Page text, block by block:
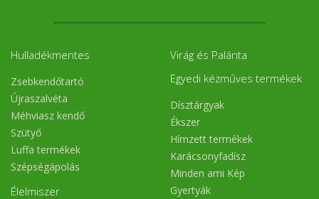
Hulladékmentes
Zsebkendőtartó
Újraszalvéta
Méhviasz kendő
Szütyő
Luffa termékek
Szépségápolás
Élelmiszer
Virág és Palánta
Egyedi kézműves termékek
Dísztárgyak
Ékszer
Hímzett termékek
Karácsonyfadísz
Minden ami Kép
Gyertyák